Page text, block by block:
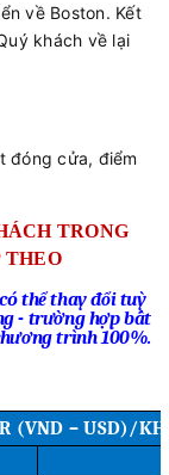
về Boston. Kết
khách về lại
đóng cửa, điểm
TRONG
THEO
thể thay đổi tuỳ
- trường hợp bất
trình 100%.
(VND – USD)/